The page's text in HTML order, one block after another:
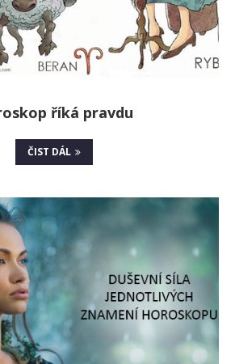
říká pravdu
ČIST DÁL